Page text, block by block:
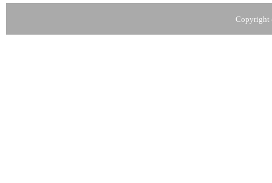
Copyright